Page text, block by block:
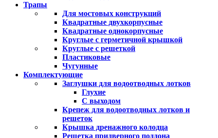
Трапы
Для мостовых конструкций
Квадратные двухкорпусные
Квадратные однокорпусные
Круглые с герметичной крышкой
Круглые с решеткой
Пластиковые
Чугунные
Комплектующие
Заглушки для водоотводных лотков
Глухие
С выходом
Крепеж для водоотводных лотков и
решеток
Крышка дренажного колодца
Решетка придверного поддона